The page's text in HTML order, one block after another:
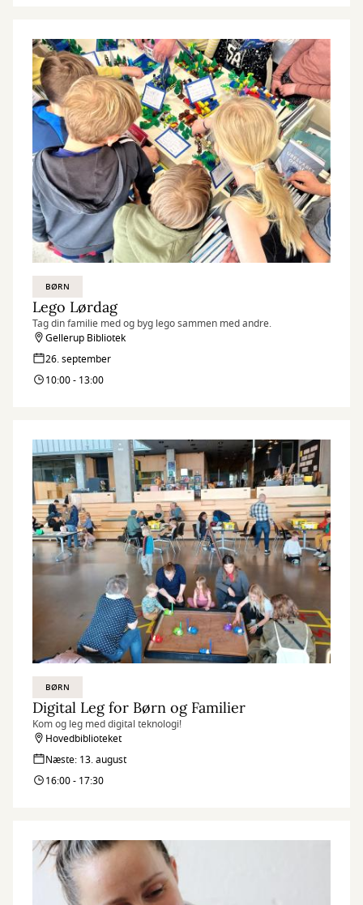
BØRN
Lego Lørdag
Tag din familie med og byg lego sammen med andre.
Gellerup Bibliotek
26. september
10:00 - 13:00
BØRN
Digital Leg for Børn og Familier
Kom og leg med digital teknologi!
Hovedbiblioteket
Næste: 13. august
16:00 - 17:30